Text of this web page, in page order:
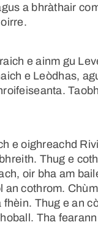
a bhràthair
oirre.
e ainm gu
e Leòdhas,
e oighreachd
Thug e
oir bha am
an cothrom.
Thug e an
Tha